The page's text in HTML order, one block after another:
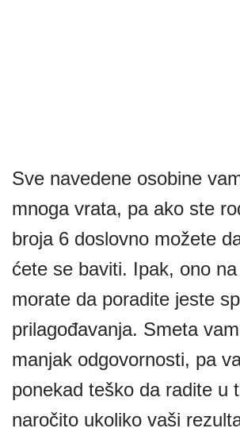
Sve navedene osobine
mnoga vrata, pa ako ste
broja 6 doslovno možete
ćete se baviti. Ipak, ono
morate da poradite jeste
prilagođavanja. Smeta
manjak odgovornosti, pa
ponekad teško da radite u
naročito ukoliko vaši